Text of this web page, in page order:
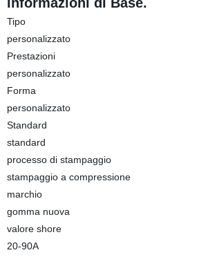
Tipo
personalizzato
Prestazioni
personalizzato
Forma
personalizzato
Standard
standard
processo di stampaggio
stampaggio a compressione
marchio
gomma nuova
valore shore
20-90A